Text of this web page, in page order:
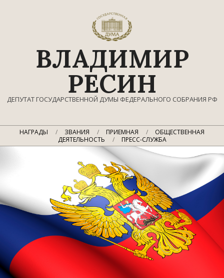
ВЛАДИМИР
РЕСИН
ДЕПУТАТ ГОСУДАРСТВЕННОЙ ДУМЫ ФЕДЕРАЛЬНОГО СОБРАНИЯ РФ
Главное
НАГРАДЫ ЗВАНИЯ ПРИЕМНАЯ
ОБЩЕСТВЕННАЯ
ДЕЯТЕЛЬНОСТЬ
ПРЕСС-СЛУЖБА